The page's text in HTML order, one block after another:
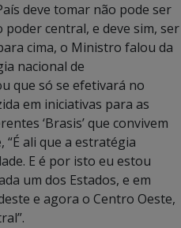
deve tomar não pode ser
central, e deve sim, ser
cima, o Ministro falou da
nacional de
que só se efetivará no
em iniciativas para as
‘Brasis’ que convivem
ali que a estratégia
E é por isto eu estou
um dos Estados, e em
e agora o Centro Oeste,